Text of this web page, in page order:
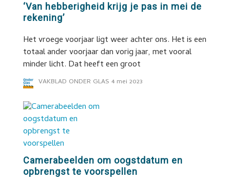
‘Van hebberigheid krijg je pas in mei de
rekening’
Het vroege voorjaar ligt weer achter ons. Het is een
totaal ander voorjaar dan vorig jaar, met vooral
minder licht. Dat heeft een groot
VAKBLAD ONDER GLAS 4 mei 2023
Camerabeelden om oogstdatum en
opbrengst te voorspellen